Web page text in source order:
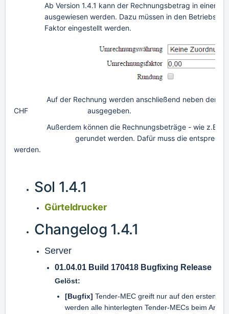
Ab Version 1.4.1 kann der Rechnungsbetrag in einer
ausgewiesen werden. Dazu müssen in den
Faktor eingestellt werden.
Auf der Rechnung werden anschließend neben dem
CHF ausgegeben.
Außerdem können die Rechnungsbeträge - wie z.B. in
gerundet werden. Dafür muss die entsprechende
werden.
Sol 1.4.1
Gürteldrucker
Changelog 1.4.1
Server
01.04.01 Build 170418 Bugfixing Release
Gelöst:
[Bugfix] Tender-MEC greift nur auf den ersten
werden alle hinterlegten Tender-MECs beim